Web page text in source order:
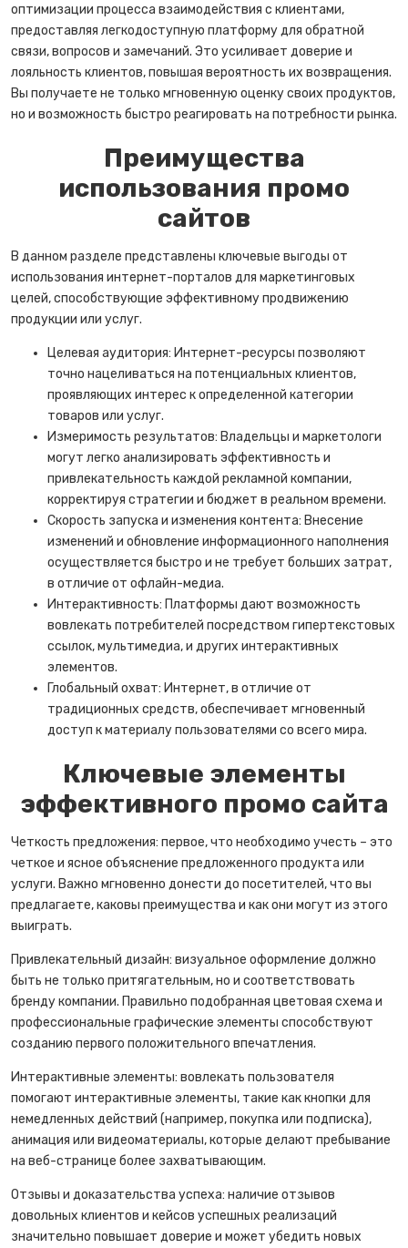
оптимизации процесса взаимодействия с клиентами,
предоставляя легкодоступную платформу для обратной
связи, вопросов и замечаний. Это усиливает доверие и
лояльность клиентов, повышая вероятность их возвращения.
Вы получаете не только мгновенную оценку своих продуктов,
но и возможность быстро реагировать на потребности рынка.
Преимущества
использования промо
сайтов
В данном разделе представлены ключевые выгоды от
использования интернет-порталов для маркетинговых
целей, способствующие эффективному продвижению
продукции или услуг.
Целевая аудитория: Интернет-ресурсы позволяют
точно нацеливаться на потенциальных клиентов,
проявляющих интерес к определенной категории
товаров или услуг.
Измеримость результатов: Владельцы и маркетологи
могут легко анализировать эффективность и
привлекательность каждой рекламной компании,
корректируя стратегии и бюджет в реальном времени.
Скорость запуска и изменения контента: Внесение
изменений и обновление информационного наполнения
осуществляется быстро и не требует больших затрат,
в отличие от офлайн-медиа.
Интерактивность: Платформы дают возможность
вовлекать потребителей посредством гипертекстовых
ссылок, мультимедиа, и других интерактивных
элементов.
Глобальный охват: Интернет, в отличие от
традиционных средств, обеспечивает мгновенный
доступ к материалу пользователями со всего мира.
Ключевые элементы
эффективного промо сайта
Четкость предложения: первое, что необходимо учесть – это
четкое и ясное объяснение предложенного продукта или
услуги. Важно мгновенно донести до посетителей, что вы
предлагаете, каковы преимущества и как они могут из этого
выиграть.
Привлекательный дизайн: визуальное оформление должно
быть не только притягательным, но и соответствовать
бренду компании. Правильно подобранная цветовая схема и
профессиональные графические элементы способствуют
созданию первого положительного впечатления.
Интерактивные элементы: вовлекать пользователя
помогают интерактивные элементы, такие как кнопки для
немедленных действий (например, покупка или подписка),
анимация или видеоматериалы, которые делают пребывание
на веб-странице более захватывающим.
Отзывы и доказательства успеха: наличие отзывов
довольных клиентов и кейсов успешных реализаций
значительно повышает доверие и может убедить новых